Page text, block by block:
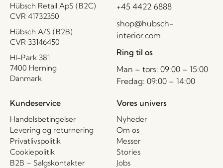
Hübsch Retail ApS (B2C)
CVR 41732350
Hübsch A/S (B2B)
CVR 33146450
HI-Park 381
7400 Herning
Danmark
+45 4422 6888
shop@hubsch-
interior.com
Ring til os
Man – tors: 09:00 – 15:00
Fredag: 09:00 – 14:00
Kundeservice
Handelsbetingelser
Levering og returnering
Privatlivspolitik
Cookiepolitik
B2B – Salgskontakter
Vores univers
Nyheder
Om os
Messer
Stories
Jobs